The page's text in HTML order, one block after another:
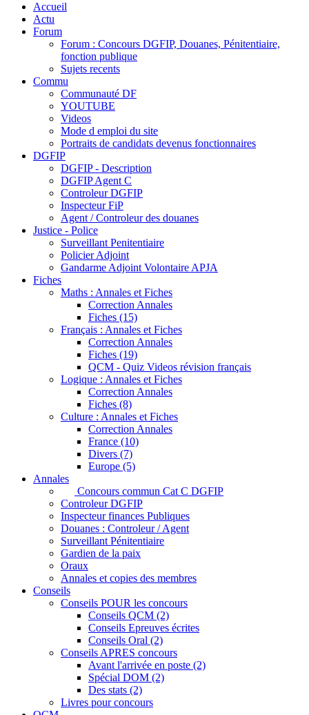
Accueil
Actu
Forum
Forum : Concours DGFIP, Douanes, Pénitentiaire,
fonction publique
Sujets recents
Commu
Communauté DF
YOUTUBE
Videos
Mode d emploi du site
Portraits de candidats devenus fonctionnaires
DGFIP
DGFIP - Description
DGFIP Agent C
Controleur DGFIP
Inspecteur FiP
Agent / Controleur des douanes
Justice - Police
Surveillant Penitentiaire
Policier Adjoint
Gandarme Adjoint Volontaire APJA
Fiches
Maths : Annales et Fiches
Correction Annales
Fiches (15)
Français : Annales et Fiches
Correction Annales
Fiches (19)
QCM - Quiz Videos révision français
Logique : Annales et Fiches
Correction Annales
Fiches (8)
Culture : Annales et Fiches
Correction Annales
France (10)
Divers (7)
Europe (5)
Annales
Concours commun Cat C DGFIP
Controleur DGFIP
Inspecteur finances Publiques
Douanes : Controleur / Agent
Surveillant Pénitentiaire
Gardien de la paix
Oraux
Annales et copies des membres
Conseils
Conseils POUR les concours
Conseils QCM (2)
Conseils Epreuves écrites
Conseils Oral (2)
Conseils APRES concours
Avant l'arrivée en poste (2)
Spécial DOM (2)
Des stats (2)
Livres pour concours